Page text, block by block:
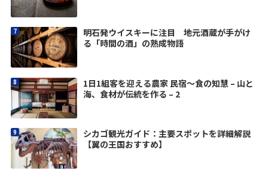
明石発ウイスキーに注目 地元酒蔵が手がけ
る「時間の酒」の熟成物語
1日1組客を迎える農家 民宿〜食の知慧 – 山と
海、食材が伝統を作る – 2
シカゴ観光ガイド：主要スポットを詳細解説
【翼の王国おすすめ】